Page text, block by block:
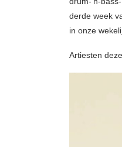
derde week
in onze
Artiesten